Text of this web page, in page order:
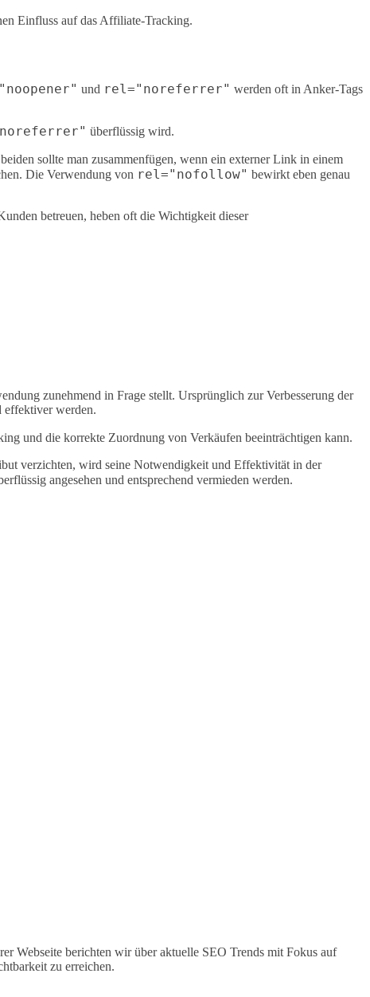
Einfluss auf das Affiliate-Tracking.
und rel="noreferrer" werden oft in Anker-Tags
überflüssig wird.
sollte man zusammenfügen, wenn ein externer Link in einem
Die Verwendung von rel="nofollow" bewirkt eben genau
betreuen, heben oft die Wichtigkeit dieser
zunehmend in Frage stellt. Ursprünglich zur Verbesserung der
effektiver werden.
und die korrekte Zuordnung von Verkäufen beeinträchtigen kann.
verzichten, wird seine Notwendigkeit und Effektivität in der
angesehen und entsprechend vermieden werden.
Webseite berichten wir über aktuelle SEO Trends mit Fokus auf
zu erreichen.